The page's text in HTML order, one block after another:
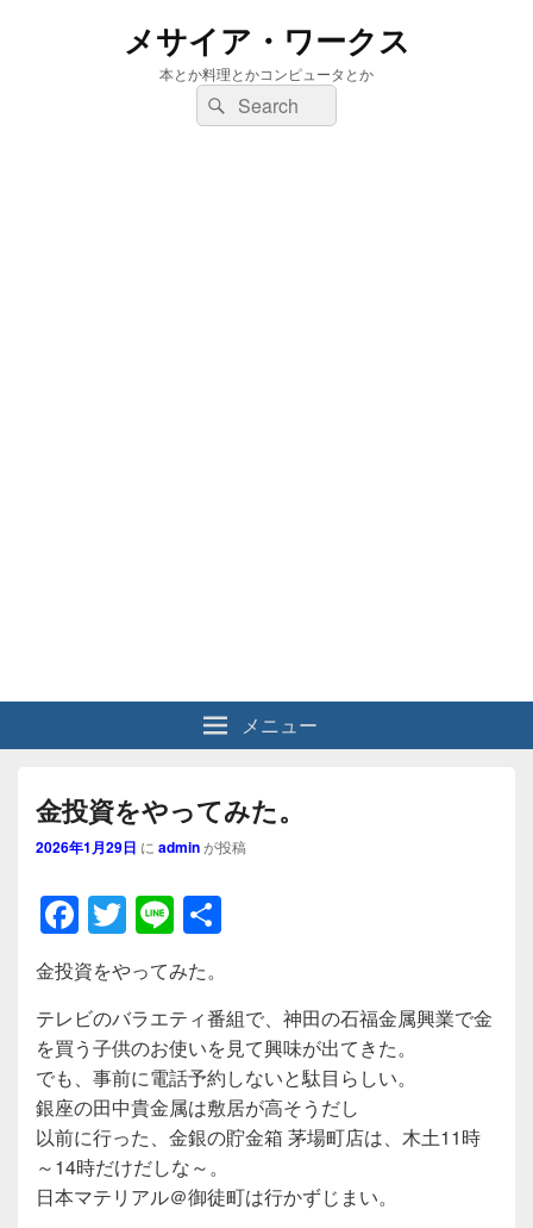
メサイア・ワークス
本とか料理とかコンピュータとか
検
索:
検
索
メニュー
金投資をやってみた。
2026年1月29日 に adminが投稿
F
a
c
e
b
o
o
k
T
wi
tt
er
Li
n
e
金投資をやってみた。
テレビのバラエティ番組で、神田の石福金属興業で金
を買う子供のお使いを見て興味が出てきた。
でも、事前に電話予約しないと駄目らしい。
銀座の田中貴金属は敷居が高そうだし
以前に行った、金銀の貯金箱 茅場町店は、木土11時
～14時だけだしな～。
日本マテリアル＠御徒町は行かずじまい。